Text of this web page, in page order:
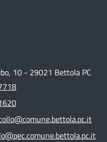
10 - 29021 Bettola PC